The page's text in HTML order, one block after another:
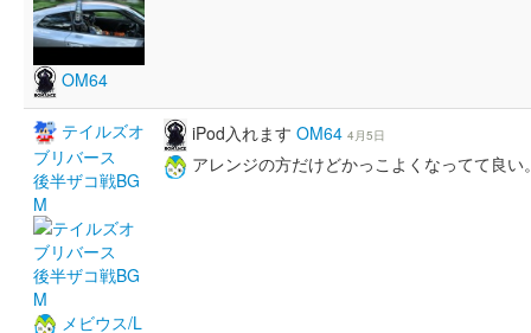
OM64
テイルズオ
ブリバース
後半ザコ戦BG
M
メビウス/L
iPod入れます OM64 4月5日
アレンジの方だけどかっこよくなってて